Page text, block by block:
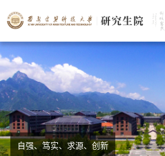
自强、笃实、求源、创新